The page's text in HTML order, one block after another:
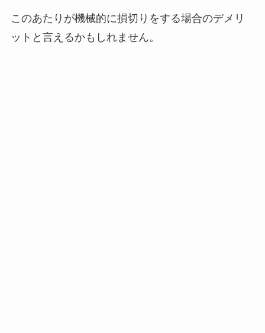
このあたりが機械的に損切りをする場合のデメリ
ットと言えるかもしれません。